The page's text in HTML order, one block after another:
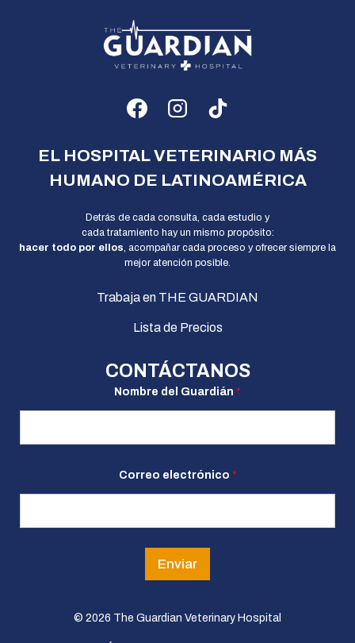
EL HOSPITAL VETERINARIO MÁS
HUMANO DE LATINOAMÉRICA
Detrás de cada consulta, cada estudio y
cada tratamiento hay un mismo propósito:
hacer todo por ellos, acompañar cada proceso y ofrecer siempre la
mejor atención posible.
Trabaja en THE GUARDIAN
Lista de Precios
CONTÁCTANOS
d
e
m
r
Nombre del Guardián *
Correo electrónico *
Enviar
© 2026 The Guardian Veterinary Hospital